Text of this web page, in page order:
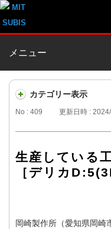
メニュー
カテゴリー表示
No : 409 更新日時 :
生産している
［デリカ
岡崎製作所（愛知県岡崎